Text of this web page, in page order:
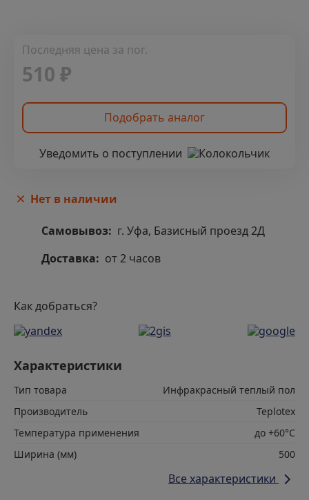
Последняя цена за пог.
510 ₽
Подобрать аналог
Уведомить о поступлении
Нет в наличии
Самовывоз: г. Уфа, Базисный проезд 2Д
Доставка: от 2 часов
Как добраться?
Характеристики
Тип товара
Инфракрасный теплый пол
Производитель
Teplotex
Температура применения
до +60°С
Ширина (мм)
500
Все характеристики